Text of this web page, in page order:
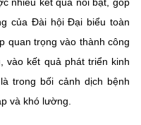
English
của Đài hội Đại biểu toàn
quan trọng vào thành công
vào kết quả phát triển kinh
trong bối cảnh dịch bệnh
và khó lường.